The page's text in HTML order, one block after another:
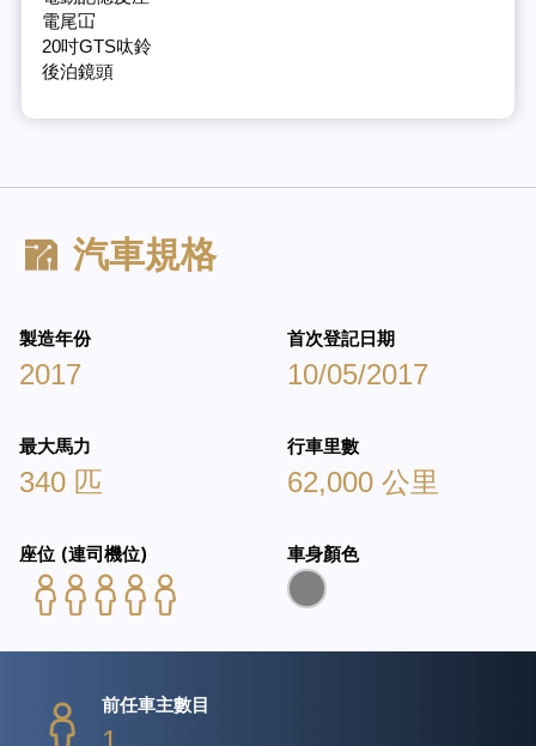
電尾冚
20吋GTS呔鈴
後泊鏡頭
汽車規格
製造年份
2017
首次登記日期
10/05/2017
最大馬力
340 匹
行車里數
62,000 公里
座位 (連司機位) 車身顏色
前任車主數目